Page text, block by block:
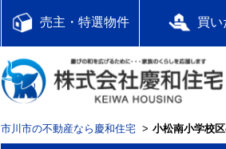
売主・特選物件 買い
市川市の不動産なら慶和住宅 小松南小学校